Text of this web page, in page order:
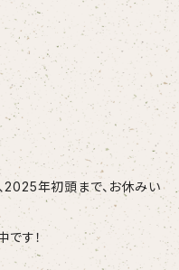
2025年初頭まで、お休みい
です！